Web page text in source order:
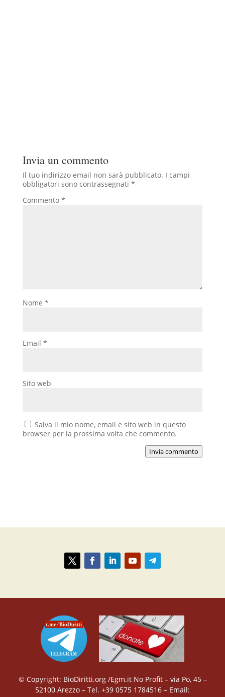
Invia un commento
Il tuo indirizzo email non sarà pubblicato. I campi
obbligatori sono contrassegnati *
Commento *
Nome *
Email *
Sito web
Salva il mio nome, email e sito web in questo
browser per la prossima volta che commento.
Invia commento
© Copyright: BioDiritti.org /Egm.it No Profit – via Po, 45 –
52100 Arezzo – Tel. +39 0575 1784516 – Email: